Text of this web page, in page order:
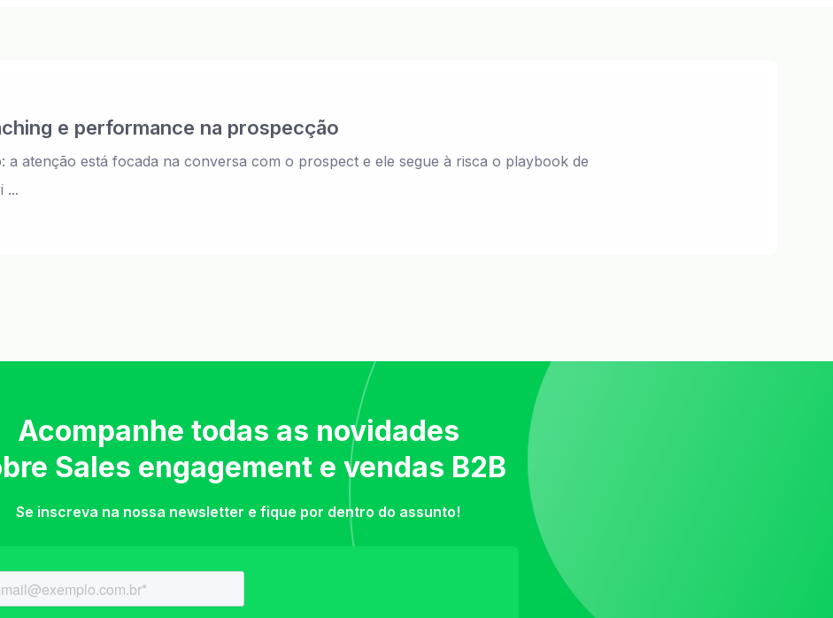
e performance na prospecção
a atenção está focada na conversa com o prospect e ele segue à risca o playbook de
...
Acompanhe todas as novidades
Sales engagement e vendas B2B
Se inscreva na nossa newsletter e fique por dentro do assunto!